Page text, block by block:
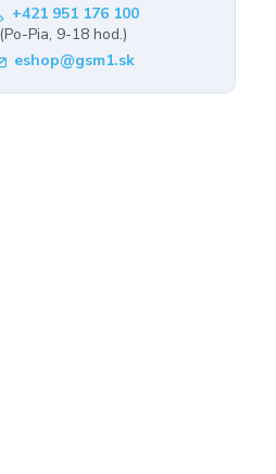
+421 951 176 100
(Po-Pia, 9-18 hod.)
eshop@gsm1.sk